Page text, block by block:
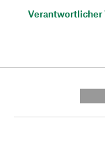
Verantwortlicher